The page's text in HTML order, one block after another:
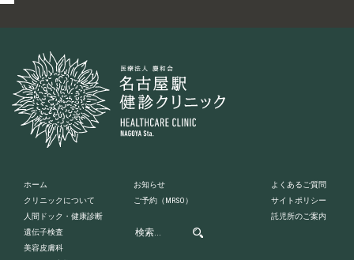
ホーム
クリニックについて
人間ドック・健康診断
遺伝子検査
美容皮膚科
お知らせ
ご予約 （MRSO）
よくあるご質問
サイトポリシー
託児所のご案内